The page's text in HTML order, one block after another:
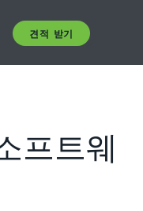
견적 받기
프트웨